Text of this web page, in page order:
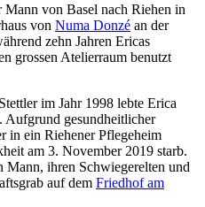
von Basel nach Riehen in
von Numa Donzé an der
zehn Jahren Ericas
grossen Atelierraum benutzt
im Jahr 1998 lebte Erica
Aufgrund gesundheitlicher
in ein Riehener Pflegeheim
am 3. November 2019 starb.
Mann, ihren Schwiegerelten und
auf dem Friedhof am